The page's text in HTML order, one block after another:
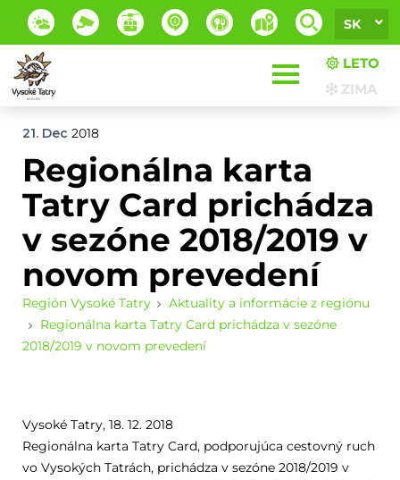
SK
LETO
ZIMA
21. Dec 2018
Regionálna karta
Tatry Card prichádza
v sezóne 2018/2019 v
novom prevedení
Región Vysoké Tatry
Aktuality a informácie z regiónu
Regionálna karta Tatry Card prichádza v sezóne
2018/2019 v novom prevedení
Vysoké Tatry, 18. 12. 2018
Regionálna karta Tatry Card, podporujúca cestovný ruch
vo Vysokých Tatrách, prichádza v sezóne 2018/2019 v